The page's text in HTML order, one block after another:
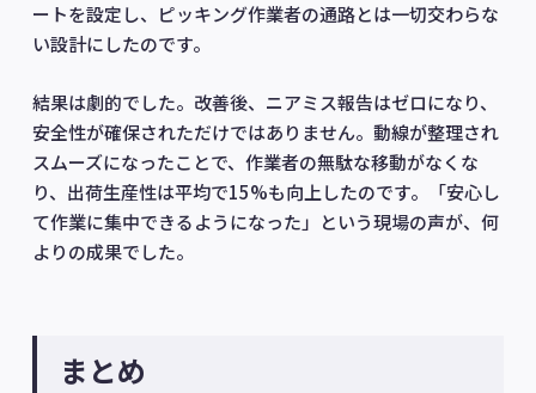
ートを設定し、ピッキング作業者の通路とは一切交わらな
い設計にしたのです。
結果は劇的でした。改善後、ニアミス報告はゼロになり、
安全性が確保されただけではありません。動線が整理され
スムーズになったことで、作業者の無駄な移動がなくな
り、出荷生産性は平均で15%も向上したのです。「安心し
て作業に集中できるようになった」という現場の声が、何
よりの成果でした。
まとめ